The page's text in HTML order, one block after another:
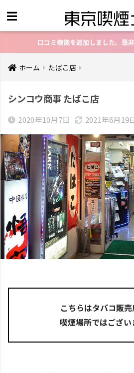
口コミ機能を追加しました。是
ホーム たばこ店
シンコウ商事 たばこ店
2020年10月7日 2021年6月19
こちらはタバコ販売
喫煙場所ではござい